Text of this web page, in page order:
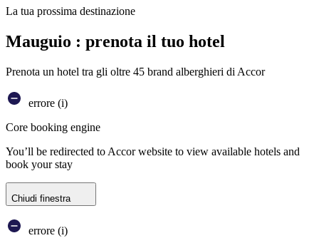
La tua prossima destinazione
Mauguio : prenota il tuo hotel
Prenota un hotel tra gli oltre 45 brand alberghieri di Accor
errore (i)
Core booking engine
You’ll be redirected to Accor website to view available hotels and
book your stay
Chiudi finestra
errore (i)